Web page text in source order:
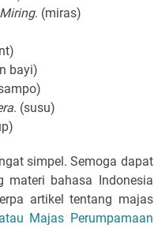
. (miras)
bayi)
. (susu)
simpel. Semoga dapat
materi bahasa Indonesia
artikel tentang majas
Majas Perumpamaan